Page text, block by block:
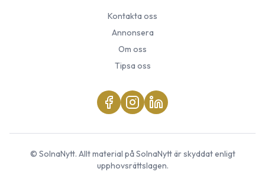
Kontakta oss
Annonsera
Om oss
Tipsa oss
© SolnaNytt. Allt material påSolnaNyttär skyddat enligt
upphovsrättslagen.